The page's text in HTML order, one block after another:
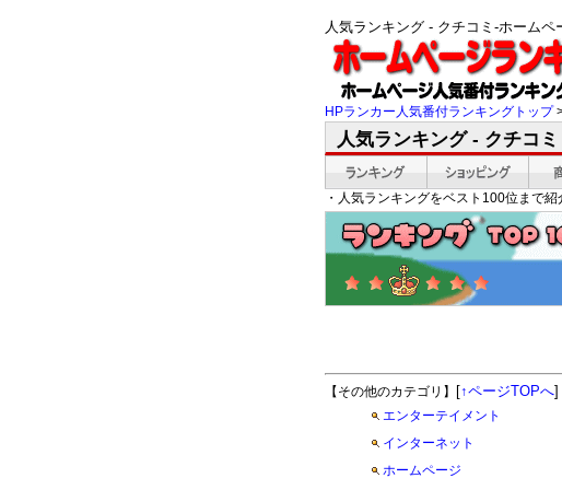
人気ランキング - クチコミ-ホームペ
HPランカー人気番付ランキングトップ
人気ランキング - クチコミ
・人気ランキングをベスト100位まで
【その他のカテゴリ】 [↑ページTOPへ]
エンターテイメント
インターネット
ホームページ